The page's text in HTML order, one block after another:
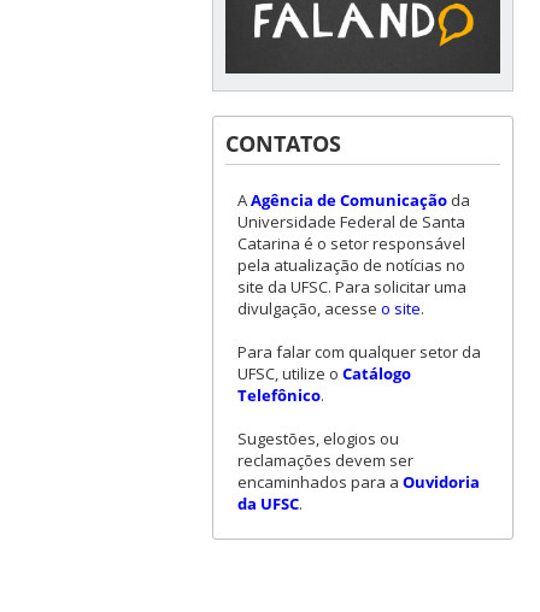
CONTATOS
AAgência de Comunicaçãoda
Universidade Federal de Santa
Catarina é o setor responsável
pela atualização de notícias no
site da UFSC. Para solicitar uma
divulgação, acesse o site.
Para falar com qualquer setor da
UFSC, utilize o Catálogo
Telefônico.
Sugestões, elogios ou
reclamações devem ser
encaminhados para a Ouvidoria
da UFSC.